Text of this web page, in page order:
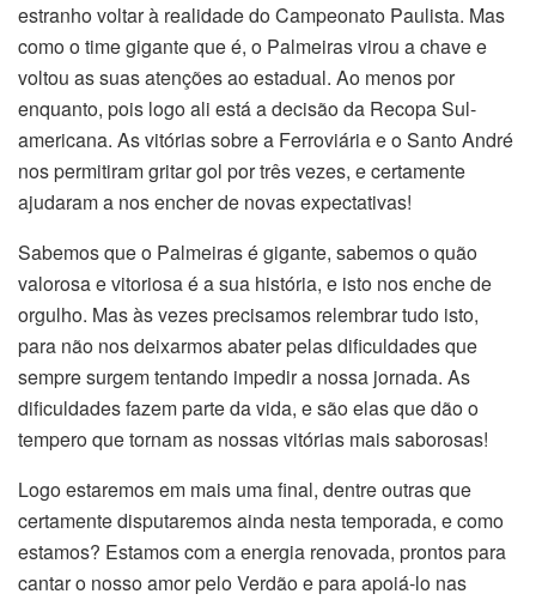
estranho voltar à realidade do Campeonato Paulista. Mas
como o time gigante que é, o Palmeiras virou a chave e
voltou as suas atenções ao estadual. Ao menos por
enquanto, pois logo ali está a decisão da Recopa Sul-
americana. As vitórias sobre a Ferroviária e o Santo André
nos permitiram gritar gol por três vezes, e certamente
ajudaram a nos encher de novas expectativas!
Sabemos que o Palmeiras é gigante, sabemos o quão
valorosa e vitoriosa é a sua história, e isto nos enche de
orgulho. Mas às vezes precisamos relembrar tudo isto,
para não nos deixarmos abater pelas dificuldades que
sempre surgem tentando impedir a nossa jornada. As
dificuldades fazem parte da vida, e são elas que dão o
tempero que tornam as nossas vitórias mais saborosas!
Logo estaremos em mais uma final, dentre outras que
certamente disputaremos ainda nesta temporada, e como
estamos? Estamos com a energia renovada, prontos para
cantar o nosso amor pelo Verdão e para apoiá-lo nas